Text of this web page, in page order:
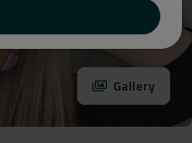
Gallery